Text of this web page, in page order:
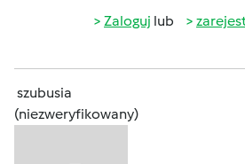
Zaloguj lub
szubusia
(niezweryfikowany)